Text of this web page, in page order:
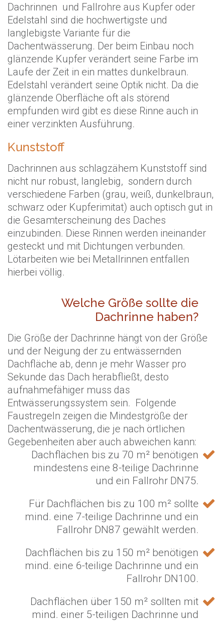
Dachrinnen und Fallrohre aus Kupfer oder
Edelstahl sind die hochwertigste und
langlebigste Variante für die
Dachentwässerung. Der beim Einbau noch
glänzende Kupfer verändert seine Farbe im
Laufe der Zeit in ein mattes dunkelbraun.
Edelstahl verändert seine Optik nicht. Da die
glänzende Oberfläche oft als störend
empfunden wird gibt es diese Rinne auch in
einer verzinkten Ausführung.
Kunststoff
Dachrinnen aus schlagzähem Kunststoff sind
nicht nur robust, langlebig, sondern durch
verschiedene Farben (grau, weiß, dunkelbraun,
schwarz oder Kupferimitat) auch optisch gut in
die Gesamterscheinung des Daches
einzubinden. Diese Rinnen werden ineinander
gesteckt und mit Dichtungen verbunden.
Lötarbeiten wie bei Metallrinnen entfallen
hierbei völlig.
Welche Größe sollte die
Dachrinne haben?
Die Größe der Dachrinne hängt von der Größe
und der Neigung der zu entwässernden
Dachfläche ab, denn je mehr Wasser pro
Sekunde das Dach herabfließt, desto
aufnahmefähiger muss das
Entwässerungssystem sein. Folgende
Faustregeln zeigen die Mindestgröße der
Dachentwässerung, die je nach örtlichen
Gegebenheiten aber auch abweichen kann:
Dachflächen bis zu 70 m² benötigen
mindestens eine 8-teilige Dachrinne
und ein Fallrohr DN75.
Für Dachflächen bis zu 100 m² sollte
mind. eine 7-teilige Dachrinne und ein
Fallrohr DN87 gewählt werden.
Dachflächen bis zu 150 m² benötigen
mind. eine 6-teilige Dachrinne und ein
Fallrohr DN100.
Dachflächen über 150 m² sollten mit
mind. einer 5-teiligen Dachrinne und